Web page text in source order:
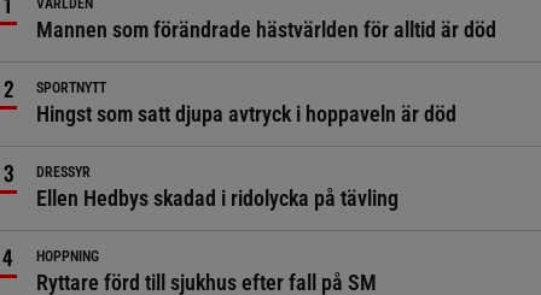
VÄRLDEN
Mannen som förändrade hästvärlden för alltid är död
SPORTNYTT
Hingst som satt djupa avtryck i hoppaveln är död
DRESSYR
Ellen Hedbys skadad i ridolycka på tävling
HOPPNING
Ryttare förd till sjukhus efter fall på SM